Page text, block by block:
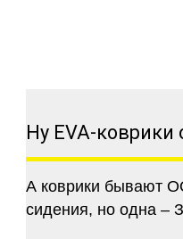
Ну EVA-
А коврики бывают
сидения, но одна –